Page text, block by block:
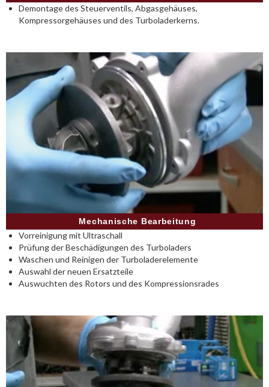
Demontage des Steuerventils, Abgasgehäuses,
Kompressorgehäuses und des Turboladerkerns.
Mechanische Bearbeitung
Vorreinigung mit Ultraschall
Prüfung der Beschädigungen des Turboladers
Waschen und Reinigen der Turboladerelemente
Auswahl der neuen Ersatzteile
Auswuchten des Rotors und des Kompressionsrades